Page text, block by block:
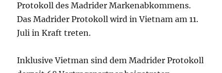
Protokoll des Madrider Markenabkommens.
Das Madrider Protokoll wird in Vietnam am 11.
Juli in Kraft treten.
Inklusive Vietman sind dem Madrider Protokoll